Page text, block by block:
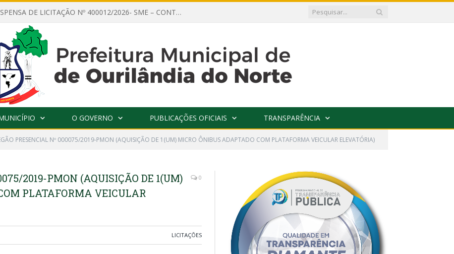
AVISO DE DISPENSA DE LICITAÇÃO Nº 400012/2026- SME – CONTRATAÇÃO DE EMPRESA ESPECIALIZADA PARA LOCAÇÃO DE ÔNIBUS EXECUTIVO COM CAPACIDADE DE 60 (SESSENTA) POLTRONAS, PARA TRANSPORTAR PROFESSORES RESPONSÁVEIS E ALUNOS PARA BRASÍLIA, COM SAÍDA DIA 10/08/2026 E RETORNO DIA 14/08/2026
O GOVERNO PUBLICAÇÕES OFICIAIS TRANSPARÊNCIA
PRESENCIAL Nº 000075/2019-PMON (AQUISIÇÃO DE 1(UM) MICRO ÔNIBUS ADAPTADO COM PLATAFORMA VEICULAR ELEVATÓRIA)
2019-PMON (AQUISIÇÃO DE 1(UM)
PLATAFORMA VEICULAR
0
LICITAÇÕES